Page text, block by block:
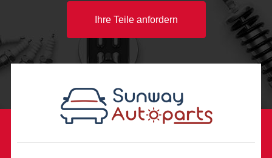
Ihre Teile anfordern